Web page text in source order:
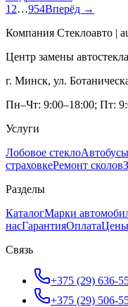
1 2…954Вперёд →
Компания Стеклоавто |
Центр замены
г. Минск, ул.
Пн–Чт: 9:00–18:00; Пт:
Услуги
Лобовое стеклоАвтобусы
страховкеРемонт сколов
Разделы
КаталогМарки
насГарантияОплатаЦены
Связь
+375 (29) 636-
+375 (29) 506-